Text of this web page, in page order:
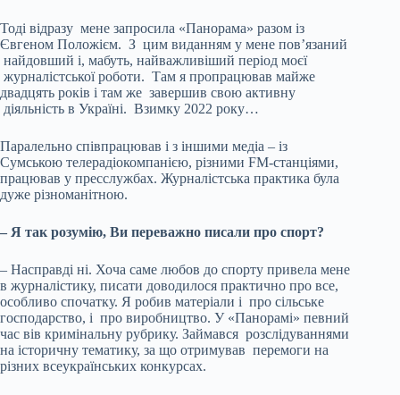
Тоді відразу мене запросила «Панорама» разом із
Євгеном Положієм. З цим виданням у мене пов’язаний
найдовший і, мабуть, найважливіший період моєї
журналістської роботи. Там я пропрацював майже
двадцять років і там же завершив свою активну
діяльність в Україні. Взимку 2022 року…
Паралельно співпрацював і з іншими медіа – із
Сумською телерадіокомпанією, різними FM-станціями,
працював у пресслужбах. Журналістська практика була
дуже різноманітною.
– Я так розумію, Ви переважно писали про спорт?
– Насправді ні. Хоча саме любов до спорту привела мене
в журналістику, писати доводилося практично про все,
особливо спочатку. Я робив матеріали і про сільське
господарство, і про виробництво. У «Панорамі» певний
час вів кримінальну рубрику. Займався розслідуваннями
на історичну тематику, за що отримував перемоги на
різних всеукраїнських конкурсах.